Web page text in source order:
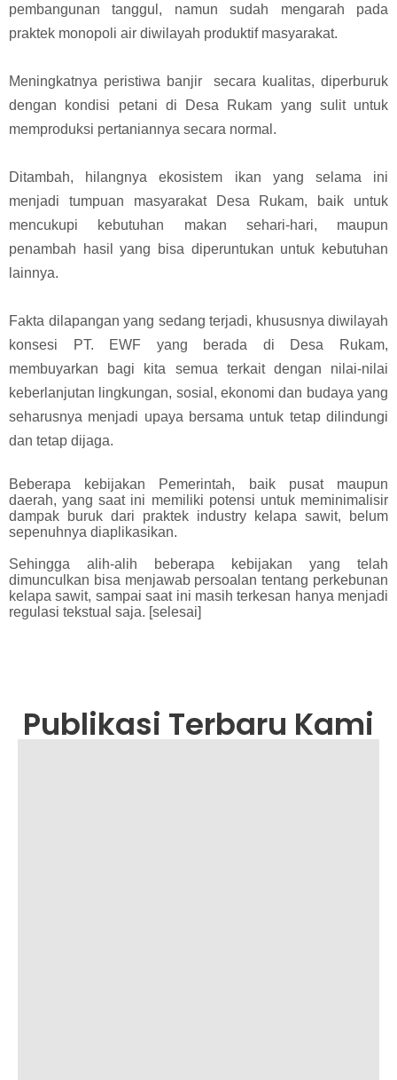
pembangunan tanggul, namun sudah mengarah pada
praktek monopoli air diwilayah produktif masyarakat.
Meningkatnya peristiwa banjir
secara kualitas, diperburuk
dengan kondisi petani di Desa Rukam yang sulit untuk
memproduksi pertaniannya secara normal.
Ditambah, hilangnya ekosistem ikan yang selama ini
menjadi tumpuan masyarakat Desa Rukam, baik untuk
mencukupi kebutuhan makan sehari-hari, maupun
penambah hasil yang bisa diperuntukan untuk kebutuhan
lainnya.
Fakta dilapangan yang sedang terjadi, khususnya diwilayah
konsesi PT. EWF yang berada di Desa Rukam,
membuyarkan bagi kita semua terkait dengan nilai-nilai
keberlanjutan lingkungan, sosial, ekonomi dan budaya yang
seharusnya menjadi upaya bersama untuk tetap dilindungi
dan tetap dijaga.
Beberapa kebijakan Pemerintah, baik pusat maupun
daerah, yang saat ini memiliki potensi untuk meminimalisir
dampak buruk dari praktek industry kelapa sawit, belum
sepenuhnya diaplikasikan.
Sehingga alih-alih beberapa kebijakan yang telah
dimunculkan bisa menjawab persoalan tentang perkebunan
kelapa sawit, sampai saat ini masih terkesan hanya menjadi
regulasi tekstual saja. [selesai]
Publikasi Terbaru Kami